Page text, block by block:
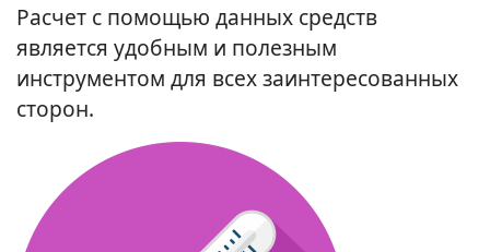
Расчет с помощью данных средств
является удобным и полезным
инструментом для всех заинтересованных
сторон.